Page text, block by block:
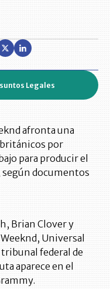
Legales
afronta una
por
para producir el
documentos
Brian Clover y
Universal
federal de
aparece en el